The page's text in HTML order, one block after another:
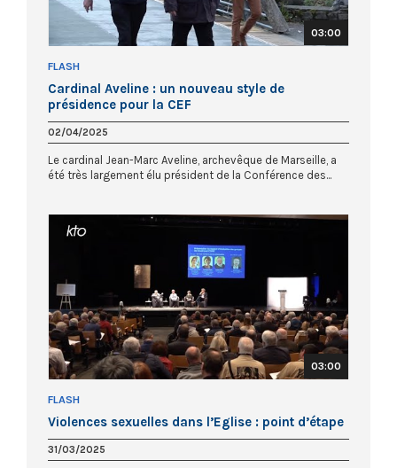
03:00
FLASH
Cardinal Aveline : un nouveau style de
présidence pour la CEF
02/04/2025
Le cardinal Jean-Marc Aveline, archevêque de Marseille, a
été très largement élu président de la Conférence des...
03:00
FLASH
Violences sexuelles dans l’Eglise : point d’étape
31/03/2025